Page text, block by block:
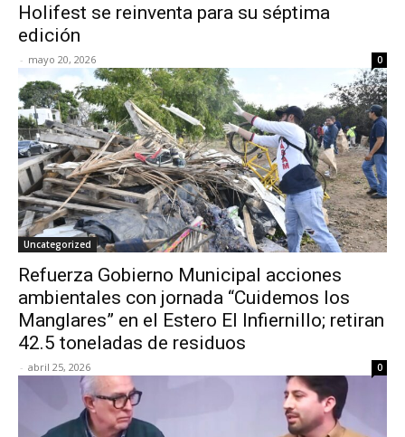
Holifest se reinventa para su séptima
edición
- mayo 20, 2026 0
Uncategorized
Refuerza Gobierno Municipal acciones
ambientales con jornada “Cuidemos los
Manglares” en el Estero El Infiernillo; retiran
42.5 toneladas de residuos
- abril 25, 2026 0